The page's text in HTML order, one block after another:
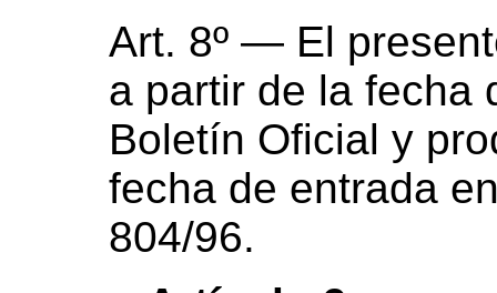
Art. 8º — El
a partir de la fecha
Boletín Oficial y
fecha de entrada
804/96.